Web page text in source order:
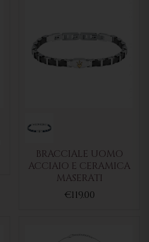
BRACCIALE UOMO
ACCIAIO E CERAMICA
MASERATI
€119.00